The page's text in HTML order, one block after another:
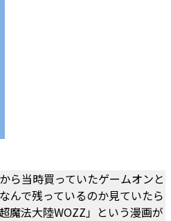
ら当時買っていたゲームオンと
んで残っているのか見ていたら
魔法大陸WOZZ」という漫画が